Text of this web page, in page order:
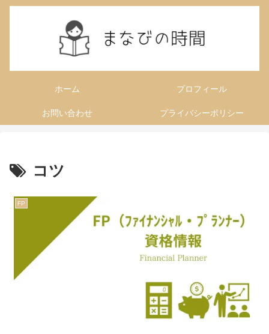
ホーム プロフィール
お問い合わせ プライバシーポリシー
コツ
FP